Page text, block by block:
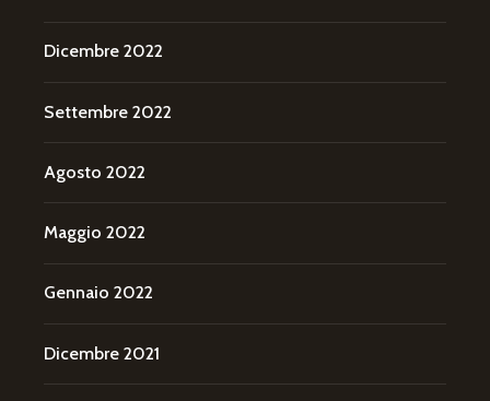
Dicembre 2022
Settembre 2022
Agosto 2022
Maggio 2022
Gennaio 2022
Dicembre 2021